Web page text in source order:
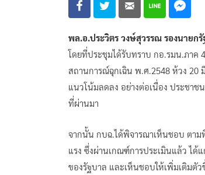
พล.อ.ประวิตร วงษ์สุวรรณ รองนายก
โดยที่ประชุมได้รับทราบ กอ.รมน.ภาค
สถานการณ์ฉุกเฉิน พ.ศ.2548 ห้วง 20
แนวโน้มลดลง อย่างต่อเนื่อง ประชาช
ที่ผ่านมา
จากนั้น กบฉ.ได้พิจารณาเห็นชอบ ตา
แรง ซึ่งผ่านเกณฑ์การประเมินแล้ว ไ
ของรัฐบาล และเห็นชอบให้เพิ่มเติมตั